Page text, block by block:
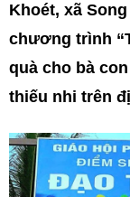
Khoét, xã
chương trình
quà cho bà
thiếu nhi trên